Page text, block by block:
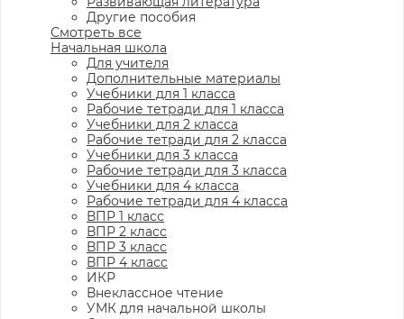
Другие пособия
Смотреть все
Начальная школа
Для учителя
Дополнительные материалы
Учебники для 1 класса
Рабочие тетради для 1 класса
Учебники для 2 класса
Рабочие тетради для 2 класса
Учебники для 3 класса
Рабочие тетради для 3 класса
Учебники для 4 класса
Рабочие тетради для 4 класса
ВПР 1 класс
ВПР 2 класс
ВПР 3 класс
ВПР 4 класс
ИКР
Внеклассное чтение
УМК для начальной школы